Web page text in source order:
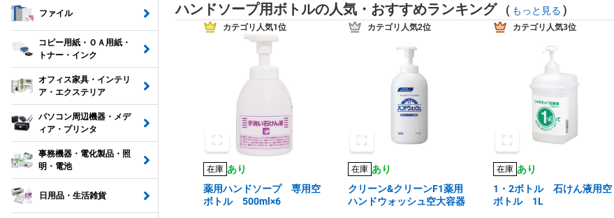
ファイル
コピー用紙・ＯＡ用紙・
トナー・インク
オフィス家具・インテリ
ア・エクステリア
パソコン周辺機器・メデ
ィア・プリンタ
事務機器・電化製品・照
明・電池
日用品・生活雑貨
ハンドソープ用ボトルの人気・おすすめランキング ( もっと見る )
カテゴリ人気1位
在庫 あり
薬用ハンドソープ 専用空
ボトル 500ml×6
カテゴリ人気2位
在庫 あり
クリーン&クリーンF1薬用
ハンドウォッシュ空大容器
カテゴリ人気3位
在庫 あり
1・2ボトル 石けん液用空
ボトル 1L